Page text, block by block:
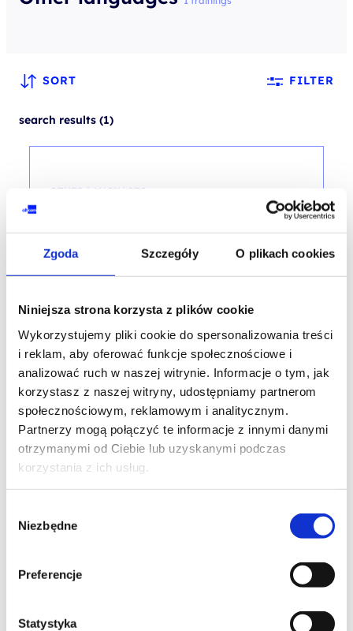
Zgoda Szczegóły O plikach cookies
Niniejsza strona korzysta z plików cookie
Wykorzystujemy pliki cookie do spersonalizowania treści
i reklam, aby oferować funkcje społecznościowe i
analizować ruch w naszej witrynie. Informacje o tym, jak
korzystasz z naszej witryny, udostępniamy partnerom
społecznościowym, reklamowym i analitycznym.
Partnerzy mogą połączyć te informacje z innymi danymi
otrzymanymi od Ciebie lub uzyskanymi podczas
korzystania z ich usług.
zgody
Niezbędne
Preferencje
Statystyka
SORT FILTER
search results (1)
OTHER LANGUAGES
from 3,500.00PLN
+ 23% VAT (4,305.00PLNwith TAX)